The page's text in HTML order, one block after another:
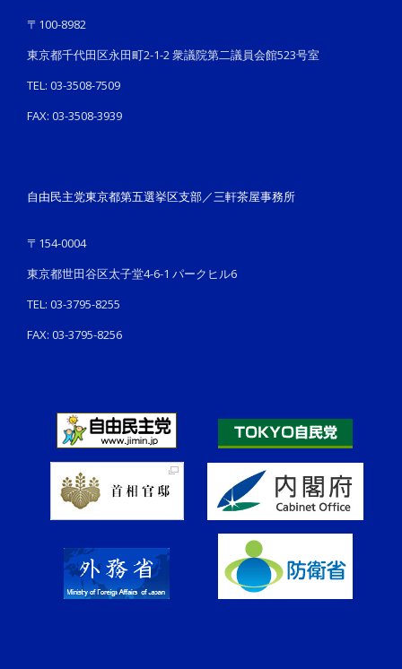
〒100-8982
東京都千代田区永田町2-1-2 衆議院第二議員会館523号室
TEL: 03-3508-7509
FAX: 03-3508-3939
自由民主党東京都第五選挙区支部／三軒茶屋事務所
〒154-0004
東京都世田谷区太子堂4-6-1 パークヒル6
TEL: 03-3795-8255
FAX: 03-3795-8256